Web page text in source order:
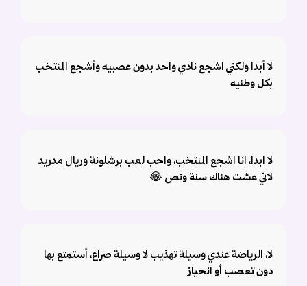
لا أبدا ولكني اشجع نادي واحد بدون عصبيه وأشجع المنتخب
بكل وطنيه
لا ابدا، انا اشجع المنتخب، واحب لعب برشلونة وريال مدريد
لاني عشت هناك سنة ونص 😂
لا، الرياضة عندي وسيلة تهذيب لا وسيلة صراع، أستمتع بها
دون تعصب أو انحياز